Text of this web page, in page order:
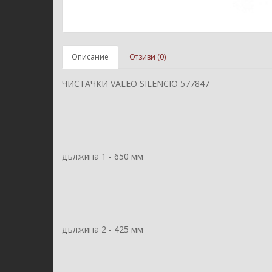
Описание Отзиви (0)
ЧИСТАЧКИ VALEO SILENCIO 577847
дължина 1 - 650 мм
дължина 2 - 425 мм